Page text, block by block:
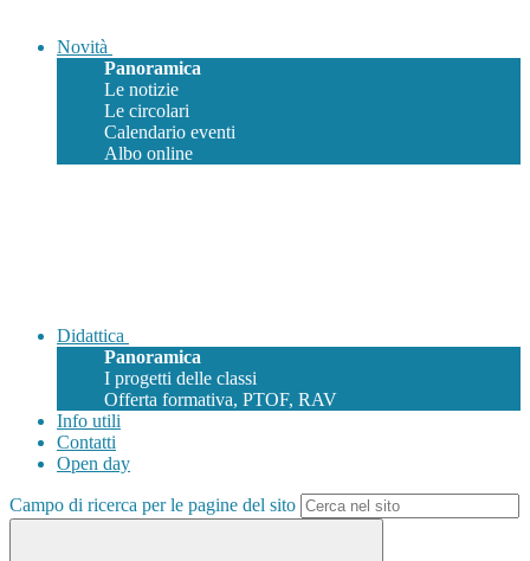
Novità
Panoramica
Le notizie
Le circolari
Calendario eventi
Albo online
Didattica
Panoramica
I progetti delle classi
Offerta formativa, PTOF, RAV
Info utili
Contatti
Open day
Campo di ricerca per le pagine del sito